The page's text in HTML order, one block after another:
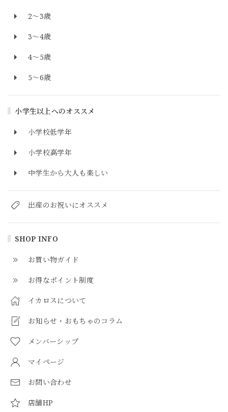
2～3歳
3～4歳
4～5歳
5～6歳
小学生以上へのオススメ
小学校低学年
小学校高学年
中学生から大人も楽しい
出産のお祝いにオススメ
SHOP INFO
お買い物ガイド
お得なポイント制度
イカロスについて
お知らせ・おもちゃのコラム
メンバーシップ
マイページ
お問い合わせ
店舗HP